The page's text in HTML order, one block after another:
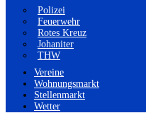
Polizei
Feuerwehr
Rotes Kreuz
Johaniter
THW
Vereine
Wohnungsmarkt
Stellenmarkt
Wetter